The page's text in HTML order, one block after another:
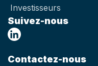
Investisseurs
Suivez-nous
Contactez-nous